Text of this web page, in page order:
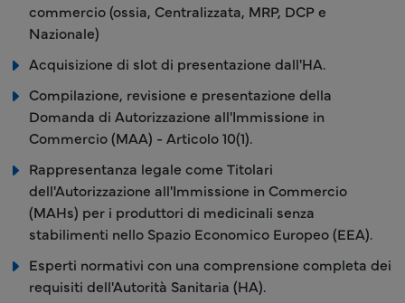
commercio (ossia, Centralizzata, MRP, DCP e
Nazionale)
Acquisizione di slot di presentazione dall'HA.
Compilazione, revisione e presentazione della
Domanda di Autorizzazione all'Immissione in
Commercio (MAA) - Articolo 10(1).
Rappresentanza legale come Titolari
dell'Autorizzazione all'Immissione in Commercio
(MAHs) per i produttori di medicinali senza
stabilimenti nello Spazio Economico Europeo (EEA).
Esperti normativi con una comprensione completa dei
requisiti dell'Autorità Sanitaria (HA).